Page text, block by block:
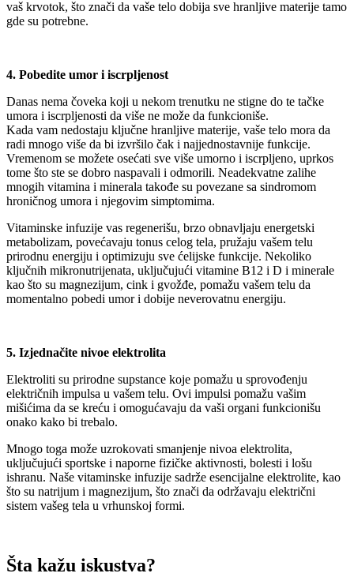
vaš krvotok, što znači da vaše telo dobija sve hranljive materije tamo
gde su potrebne.
4. Pobedite umor i iscrpljenost
Danas nema čoveka koji u nekom trenutku ne stigne do te tačke
umora i iscrpljenosti da više ne može da funkcioniše.
Kada vam nedostaju ključne hranljive materije, vaše telo mora da
radi mnogo više da bi izvršilo čak i najjednostavnije funkcije.
Vremenom se možete osećati sve više umorno i iscrpljeno, uprkos
tome što ste se dobro naspavali i odmorili. Neadekvatne zalihe
mnogih vitamina i minerala takođe su povezane sa sindromom
hroničnog umora i njegovim simptomima.
Vitaminske infuzije vas regenerišu, brzo obnavljaju energetski
metabolizam, povećavaju tonus celog tela, pružaju vašem telu
prirodnu energiju i optimizuju sve ćelijske funkcije. Nekoliko
ključnih mikronutrijenata, uključujući vitamine B12 i D i minerale
kao što su magnezijum, cink i gvožđe, pomažu vašem telu da
momentalno pobedi umor i dobije neverovatnu energiju.
5. Izjednačite nivoe elektrolita
Elektroliti su prirodne supstance koje pomažu u sprovođenju
električnih impulsa u vašem telu. Ovi impulsi pomažu vašim
mišićima da se kreću i omogućavaju da vaši organi funkcionišu
onako kako bi trebalo.
Mnogo toga može uzrokovati smanjenje nivoa elektrolita,
uključujući sportske i naporne fizičke aktivnosti, bolesti i lošu
ishranu. Naše vitaminske infuzije sadrže esencijalne elektrolite, kao
što su natrijum i magnezijum, što znači da održavaju električni
sistem vašeg tela u vrhunskoj formi.
Šta kažu iskustva?